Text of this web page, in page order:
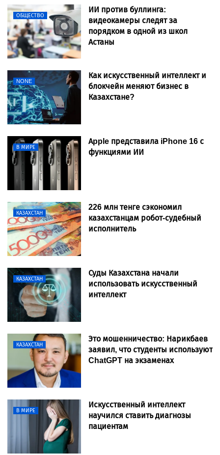
ОБЩЕСТВО
ИИ против буллинга:
видеокамеры следят за
порядком в одной из школ
Астаны
NONE
Как искусственный интеллект и
блокчейн меняют бизнес в
Казахстане?
В МИРЕ
Apple представила iPhone 16 с
функциями ИИ
КАЗАХСТАН
226 млн тенге сэкономил
казахстанцам робот-судебный
исполнитель
КАЗАХСТАН
Суды Казахстана начали
использовать искусственный
интеллект
КАЗАХСТАН
Это мошенничество: Нарикбаев
заявил, что студенты используют
ChatGPT на экзаменах
В МИРЕ
Искусственный интеллект
научился ставить диагнозы
пациентам